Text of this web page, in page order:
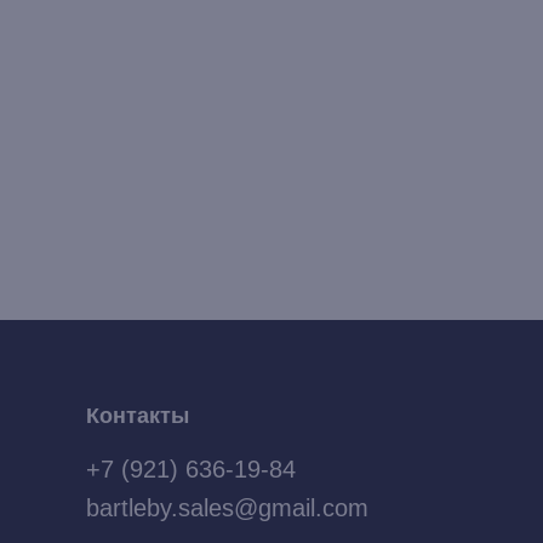
Контакты
+7 (921) 636-19-84
bartleby.sales@gmail.com